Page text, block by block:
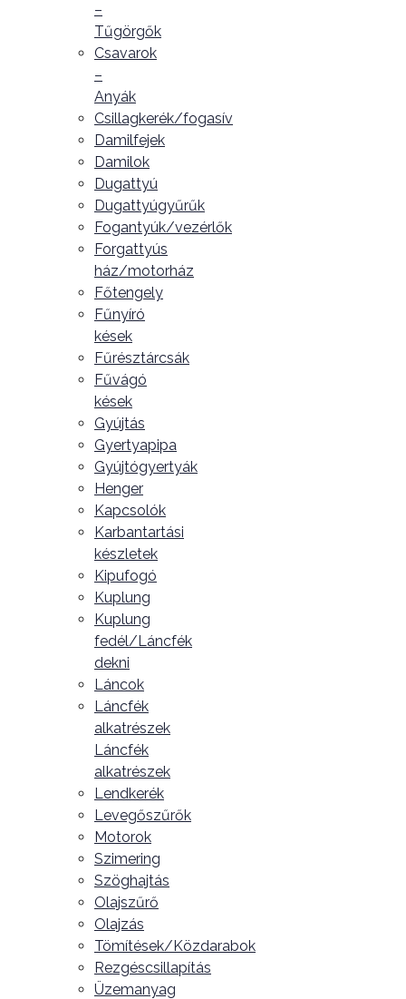
–
Tűgörgők
Csavarok
–
Anyák
Csillagkerék/fogasív
Damilfejek
Damilok
Dugattyú
Dugattyúgyűrűk
Fogantyúk/vezérlők
Forgattyús
ház/motorház
Főtengely
Fűnyíró
kések
Fűrésztárcsák
Fűvágó
kések
Gyújtás
Gyertyapipa
Gyújtógyertyák
Henger
Kapcsolók
Karbantartási
készletek
Kipufogó
Kuplung
Kuplung
fedél/Láncfék
dekni
Láncok
Láncfék
alkatrészek
Láncfék
alkatrészek
Lendkerék
Levegőszűrők
Motorok
Szimering
Szöghajtás
Olajszűrő
Olajzás
Tömítések/Közdarabok
Rezgéscsillapítás
Üzemanyag